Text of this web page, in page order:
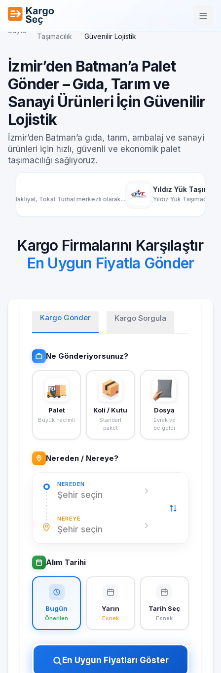
İçeriğe geç
Ana
Sayfa
Şehirler
Arası
Taşımacılık
Güvenilir Lojistik
İzmir’den Batman’a Palet
Gönder – Gıda, Tarım ve
Sanayi Ürünleri İçin Güvenilir
Lojistik
İzmir’den Batman’a gıda, tarım, ambalaj ve sanayi
ürünleri için hızlı, güvenli ve ekonomik palet
taşımacılığı sağlıyoruz.
Yıldız Yük Taşımacılık, Türkiye genelinde par...
Kargo Firmalarını Karşılaştır
En Uygun Fiyatla Gönder
Kargo Gönder Kargo Sorgula
Ne Gönderiyorsunuz?
Palet
Büyük hacimli
Koli / Kutu
Standart
paket
Dosya
Evrak ve
belgeler
Nereden / Nereye?
NEREDEN
Şehir seçin
NEREYE
Şehir seçin
Alım Tarihi
Bugün
Önerilen
Yarın
Esnek
Tarih Seç
Esnek
En Uygun Fiyatları Göster